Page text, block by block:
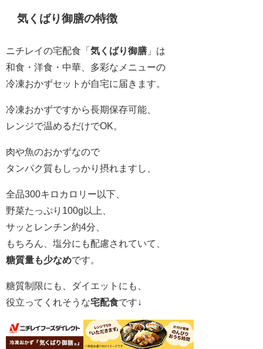
気くばり御膳の特徴
ニチレイの宅配食「 気くばり御膳」は
和食・洋食・中華、多彩なメニューの
冷凍おかずセットが自宅に届きます。
冷凍おかずですから長期保存可能、
レンジで温めるだけでOK。
肉や魚のおかずなので
タンパク質もしっかり摂れますし、
全品300キロカロリー以下、
野菜たっぷり100g以上、
サッとレンチン約4分、
もちろん、塩分にも配慮されていて、
糖質量も少なめです。
糖質制限にも、ダイエットにも、
役立ってくれそうな宅配食です↓